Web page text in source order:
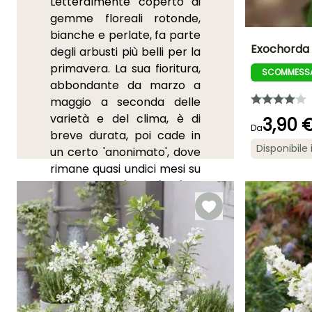
gemme floreali rotonde,
bianche e perlate, fa parte
degli arbusti più belli per la
primavera. La sua fioritura,
abbondante da marzo a
maggio a seconda delle
varietà e del clima, è di
breve durata, poi cade in
un certo 'anonimato', dove
rimane quasi undici mesi su
dodici. Mache splendore
quando scompare sotto i
suoi fiori fiocchi di neve!
Questo genere di origine
asiatica, appartenente alla
grande famiglia delle
rosacee, conta alcune
altre varietà e specie
Altezza a
Periodo di
aprile a
maggio
Da3,90
Disponibile